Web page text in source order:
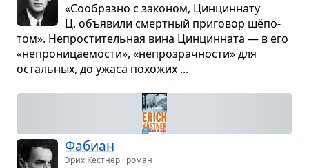
«Сооб­разно с зако­ном, Цин­цин­нату
Ц. объ­явили смерт­ный при­го­вор шёпо­
том». Непро­сти­тель­ная вина Цин­цин­ната — в его
«непро­ни­ца­е­мо­сти», «непро­зрач­но­сти» для
осталь­ных, до ужаса похо­жих ...
Фабиан
Эрих Кестнер · роман